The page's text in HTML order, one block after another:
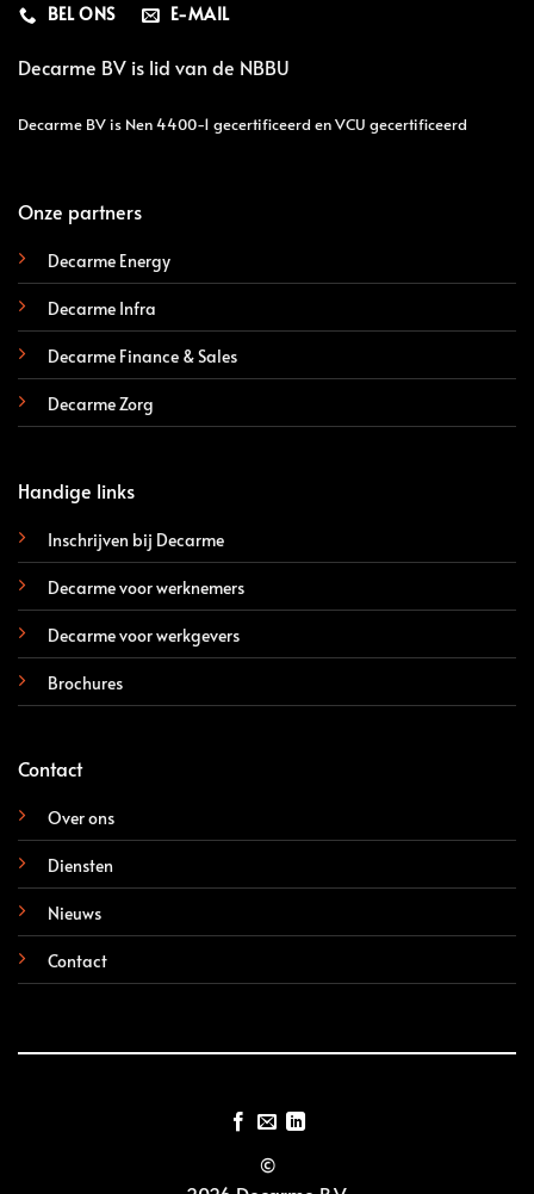
BEL ONS E-MAIL
Decarme BV is lid van de NBBU
Decarme BV is Nen 4400-1 gecertificeerd en VCU gecertificeerd
Onze partners
Decarme Energy
Decarme Infra
Decarme Finance & Sales
Decarme Zorg
Handige links
Inschrijven bij Decarme
Decarme voor werknemers
Decarme voor werkgevers
Brochures
Contact
Over ons
Diensten
Nieuws
Contact
©